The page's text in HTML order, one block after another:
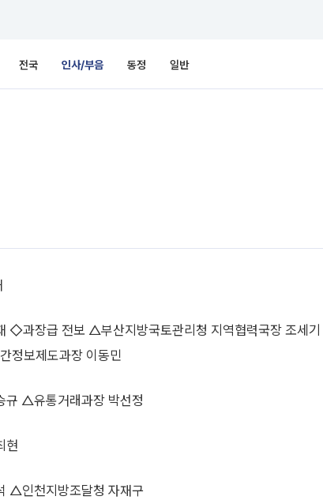
전국 인사/부음 동정 일반
장급 전보 △부산지방국토관리청 지역협력국장 조세기
정보제도과장 이동민
△유통거래과장 박선정
현
인천지방조달청 자재구